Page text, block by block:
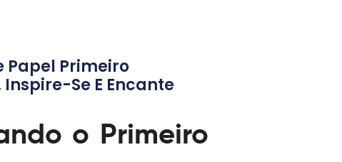
Papel Primeiro
Se E Encante
o Primeiro